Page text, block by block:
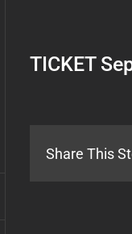
TICKET
Share This